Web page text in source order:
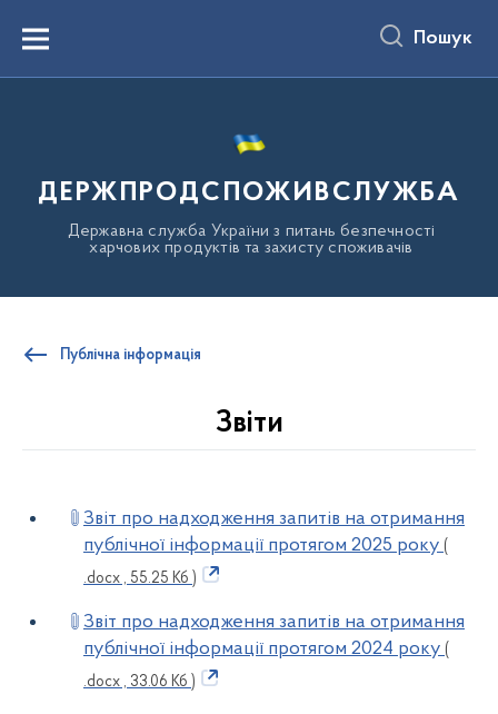
вмістуMenu Пошук
ДЕРЖПРОДСПОЖИВСЛУЖБА
Державна служба України з питань безпечності
харчових продуктів та захисту споживачів
Публічна інформація
Звіти
Звіт про надходження запитів на отримання
публічної інформації протягом 2025 року (
.docx , 55.25 Кб )
Звіт про надходження запитів на отримання
публічної інформації протягом 2024 року (
.docx , 33.06 Кб )